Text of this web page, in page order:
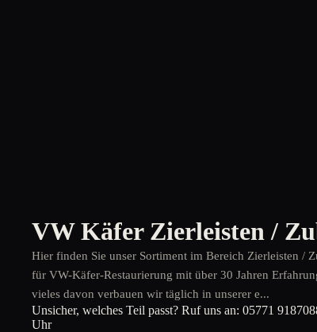
VW Käfer Zierleisten /
Hier finden Sie unser Sortiment im Bereich Zierleisten /
für VW-Käfer-Restaurierung mit über 30 Jahren
vieles davon verbauen wir täglich in unserer e...
Unsicher, welches Teil passt? Ruf uns an: 05771
Uhr